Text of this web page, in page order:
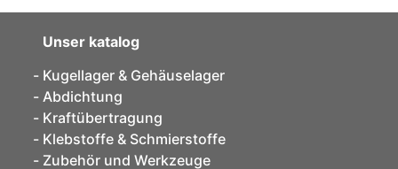
Unser katalog
Kugellager & Gehäuselager
Abdichtung
Kraftübertragung
Klebstoffe & Schmierstoffe
Zubehör und Werkzeuge